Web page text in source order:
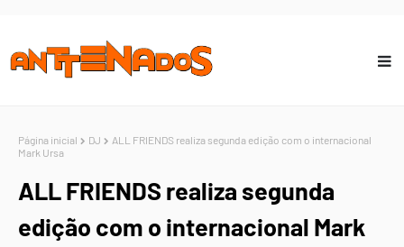
Página inicial DJ
ALL FRIENDS realiza segunda edição com o internacional
Mark Ursa
ALL FRIENDS realiza segunda
edição com o internacional Mark